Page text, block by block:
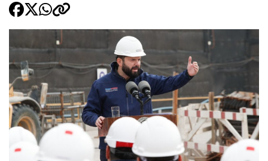
Entrevistas
Programacion
modo claro